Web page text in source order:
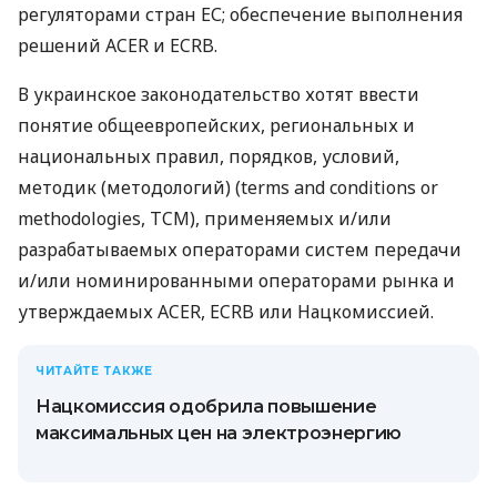
регуляторами стран ЕС; обеспечение выполнения
решений ACER и ECRB.
В украинское законодательство хотят ввести
понятие общеевропейских, региональных и
национальных правил, порядков, условий,
методик (методологий) (terms and conditions or
methodologies, TCM), применяемых и/или
разрабатываемых операторами систем передачи
и/или номинированными операторами рынка и
утверждаемых ACER, ECRB или Нацкомиссией.
ЧИТАЙТЕ ТАКЖЕ
Нацкомиссия одобрила повышение
максимальных цен на электроэнергию